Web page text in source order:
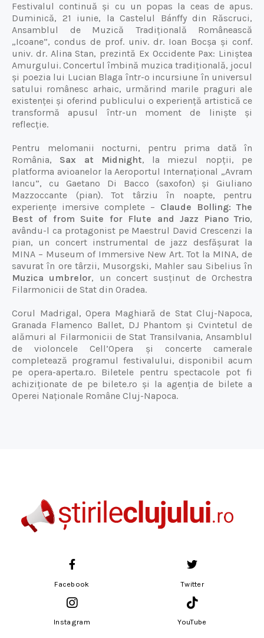
Festivalul continuă și cu un popas la ceas de apus.
Duminică, 21 iunie, la Castelul Bánffy din Răscruci,
Ansamblul de Muzică Tradițională Românească
„Icoane”, condus de prof. univ. dr. Ioan Bocșa și conf.
univ. dr. Alina Stan, prezintă Ex Occidente Pax: Liniștea
Amurgului. Concertul îmbină muzica tradițională, jocul
și poezia lui Lucian Blaga într-o incursiune în universul
satului românesc arhaic, urmărind marile praguri ale
existenței și oferind publicului o experiență artistică ce
transformă apusul într-un moment de liniște și
reflecție.
Pentru melomanii nocturni, pentru prima dată în
România, Sax at Midnight, la miezul nopții, pe
platforma avioanelor la Aeroportul Internațional „Avram
Iancu”, cu Gaetano Di Bacco (saxofon) și Giuliano
Mazzoccante (pian). Tot târziu în noapte, pentru
experiențe imersive complete – Claude Bolling: The
Best of from Suite for Flute and Jazz Piano Trio,
avându-l ca protagonist pe Maestrul David Crescenzi la
pian, un concert instrumental de jazz desfășurat la
MINA – Museum of Immersive New Art. Tot la MINA, de
savurat în ore târzii, Musorgski, Mahler sau Sibelius în
Muzica umbrelor, un concert susținut de Orchestra
Filarmonicii de Stat din Oradea.
Corul Madrigal, Opera Maghiară de Stat Cluj-Napoca,
Granada Flamenco Ballet, DJ Phantom și Cvintetul de
alămuri al Filarmonicii de Stat Transilvania, Ansamblul
de violoncele Cell’Opera și concerte camerale
completează programul festivalului, disponibil acum
pe opera-aperta.ro. Biletele pentru spectacole pot fi
achiziționate de pe bilete.ro și la agenția de bilete a
Operei Naționale Române Cluj-Napoca.
Facebook Twitter
Instagram YouTube